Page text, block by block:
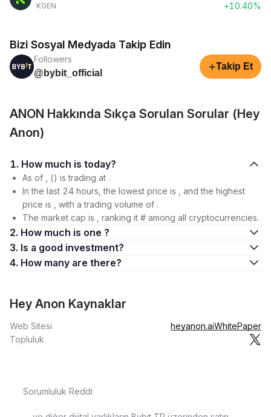
KGEN
+10.40%
Bizi Sosyal Medyada Takip Edin
Followers
@bybit_official
+Takip Et
ANON Hakkında Sıkça Sorulan Sorular (Hey
Anon)
1. How much is today?
As of , () is trading at .
In the last 24 hours, the lowest price is , and the highest
price is , with a trading volume of .
The market cap is , ranking it # among all cryptocurrencies.
2. How much is one ?
3. Is a good investment?
4. How many are there?
Hey Anon Kaynaklar
Web Sitesi heyanon.aiWhitePaper
Topluluk
Sorumluluk Reddi